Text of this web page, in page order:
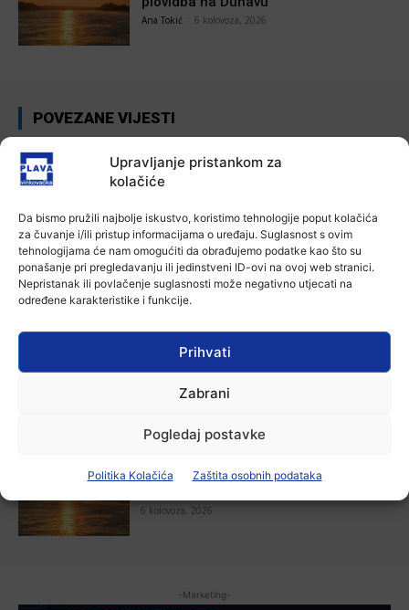
Upravljanje pristankom za
kolačiće
Da bismo pružili najbolje iskustvo, koristimo tehnologije poput kolačića
za čuvanje i/ili pristup informacijama o uređaju. Suglasnost s ovim
tehnologijama će nam omogućiti da obrađujemo podatke kao što su
ponašanje pri pregledavanju ili jedinstveni ID-ovi na ovoj web stranici.
Nepristanak ili povlačenje suglasnosti može negativno utjecati na
određene karakteristike i funkcije.
Prihvati
Zabrani
Pogledaj postavke
Politika Kolačića Zaštita osobnih podataka
Ana Tokić 6 kolovoza, 2026
POVEZANE VIJESTI
Autoklub Vinkovci u rujnu će obilježiti
stotu godišnjicu djelovanja
Aktualno
Za dva tjedna započinje još jedna
Divlja liga
7 kolovoza, 2026
Aktualno
U Županji održana Ljetna škola magije
7 kolovoza, 2026
Zbog niskog vodostaja otežana
6 kolovoza, 2026
-Marketing-